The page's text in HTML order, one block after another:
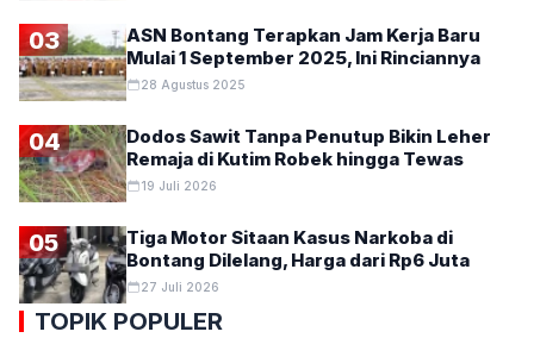
03
ASN Bontang Terapkan Jam Kerja Baru
Mulai 1 September 2025, Ini Rinciannya
28 Agustus 2025
04
Dodos Sawit Tanpa Penutup Bikin Leher
Remaja di Kutim Robek hingga Tewas
19 Juli 2026
05
Tiga Motor Sitaan Kasus Narkoba di
Bontang Dilelang, Harga dari Rp6 Juta
27 Juli 2026
TOPIK POPULER